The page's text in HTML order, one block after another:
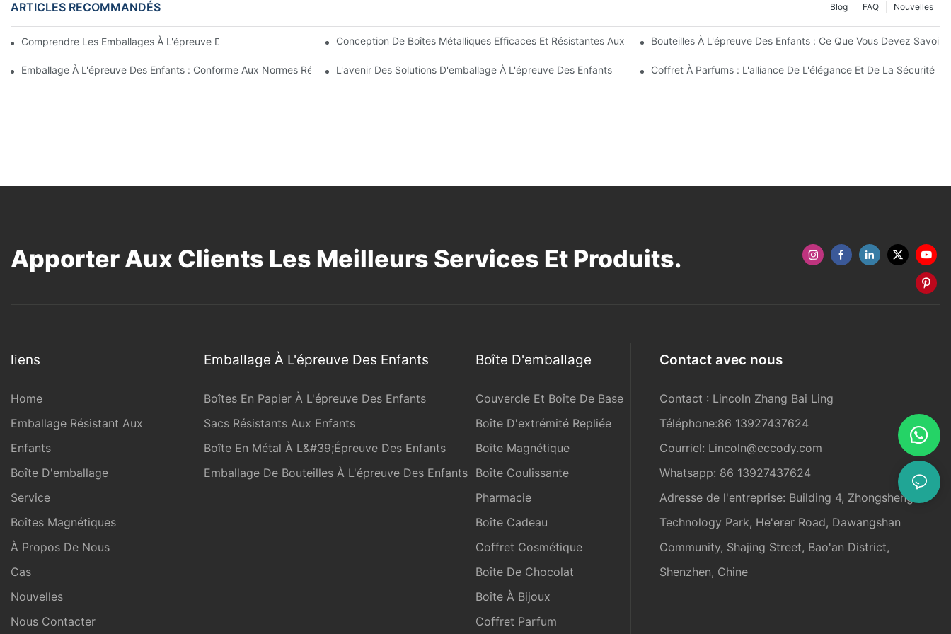
ARTICLES RECOMMANDÉS Nouvelles
FAQ
Blog
Comprendre Les Emballages À L'épreuve Des Enfants : Garantir La Sécurité Des EnfantsConception De Boîtes Métalliques Efficaces Et Résistantes Aux EnfantsBouteilles À L'épreuve Des Enfants : Ce Que Vous Devez Savoir
Emballage À L'épreuve Des Enfants : Conforme Aux Normes RéglementairesL'avenir Des Solutions D'emballage À L'épreuve Des Enfants Coffret À Parfums : L'alliance De L'élégance Et De La Sécurité
Apporter Aux Clients Les Meilleurs Services Et Produits.
liens
Home
Emballage Résistant Aux
Enfants
Boîte D'emballage
Service
Boîtes Magnétiques
À Propos De Nous
Cas
Nouvelles
Nous Contacter
Emballage À L'épreuve Des Enfants
Boîtes En Papier À L'épreuve Des Enfants
Sacs Résistants Aux Enfants
Boîte En Métal À L&#39;épreuve Des Enfants
Emballage De Bouteilles À L'épreuve Des Enfants
Boîte D'emballage
Couvercle Et Boîte De Base
Boîte D'extrémité Repliée
Boîte Magnétique
Boîte Coulissante
Pharmacie
Boîte Cadeau
Coffret Cosmétique
Boîte De Chocolat
Boîte À Bijoux
Coffret Parfum
Contact avec nous
Contact : Lincoln Zhang Bai Ling
Téléphone:86 13927437624
Courriel: Lincoln@eccody.com
Whatsapp: 86 13927437624
Adresse de l'entreprise: Building 4, Zhongsheng
Technology Park, He'erer Road, Dawangshan
Community, Shajing Street, Bao'an District,
Shenzhen, Chine